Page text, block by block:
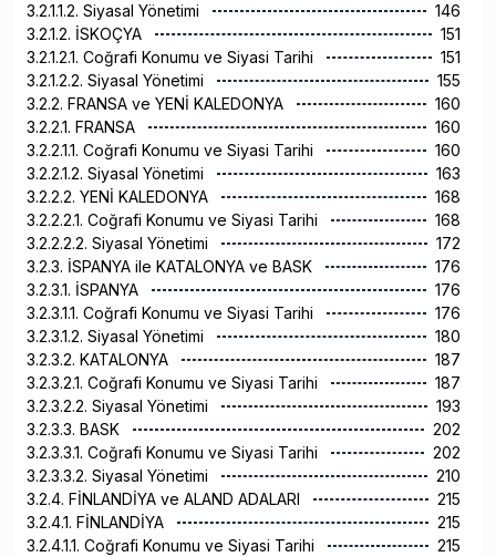
3.2.1.1.2. Siyasal Yönetimi
146
3.2.1.2. İSKOÇYA
151
3.2.1.2.1. Coğrafi Konumu ve Siyasi Tarihi
151
3.2.1.2.2. Siyasal Yönetimi
155
3.2.2. FRANSA ve YENİ KALEDONYA
160
3.2.2.1. FRANSA
160
3.2.2.1.1. Coğrafi Konumu ve Siyasi Tarihi
160
3.2.2.1.2. Siyasal Yönetimi
163
3.2.2.2. YENİ KALEDONYA
168
3.2.2.2.1. Coğrafi Konumu ve Siyasi Tarihi
168
3.2.2.2.2. Siyasal Yönetimi
172
3.2.3. İSPANYA ile KATALONYA ve BASK
176
3.2.3.1. İSPANYA
176
3.2.3.1.1. Coğrafi Konumu ve Siyasi Tarihi
176
3.2.3.1.2. Siyasal Yönetimi
180
3.2.3.2. KATALONYA
187
3.2.3.2.1. Coğrafi Konumu ve Siyasi Tarihi
187
3.2.3.2.2. Siyasal Yönetimi
193
3.2.3.3. BASK
202
3.2.3.3.1. Coğrafi Konumu ve Siyasi Tarihi
202
3.2.3.3.2. Siyasal Yönetimi
210
3.2.4. FİNLANDİYA ve ALAND ADALARI
215
3.2.4.1. FİNLANDİYA
215
3.2.4.1.1. Coğrafi Konumu ve Siyasi Tarihi
215